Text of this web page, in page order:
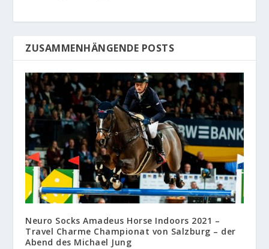
ZUSAMMENHÄNGENDE POSTS
Neuro Socks Amadeus Horse Indoors 2021 –
Travel Charme Championat von Salzburg – der
Abend des Michael Jung